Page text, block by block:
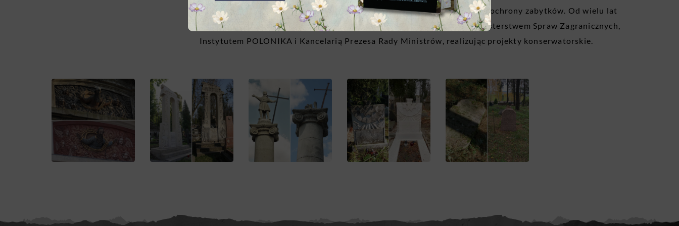
Laszczkowskiego jest zdecydowanym liderem w obszarze profesjonalnej ochrony zabytków. Od wielu lat
współpracuje z Ministerstwem Kultury i Dziedzictwa Narodowego, Ministerstwem Spraw Zagranicznych,
Instytutem POLONIKA i Kancelarią Prezesa Rady Ministrów, realizując projekty konserwatorskie.